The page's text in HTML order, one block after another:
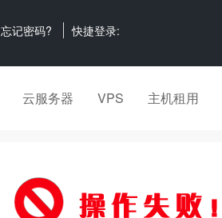
忘记密码? 快捷登录:
云服务器 VPS 主机租用